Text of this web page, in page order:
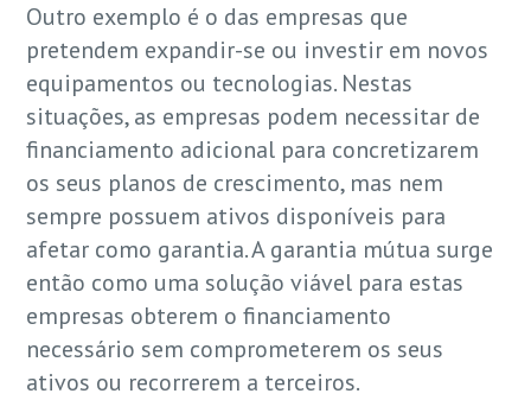
Outro exemplo é o das empresas que
pretendem expandir-se ou investir em novos
equipamentos ou tecnologias. Nestas
situações, as empresas podem necessitar de
financiamento adicional para concretizarem
os seus planos de crescimento, mas nem
sempre possuem ativos disponíveis para
afetar como garantia. A garantia mútua surge
então como uma solução viável para estas
empresas obterem o financiamento
necessário sem comprometerem os seus
ativos ou recorrerem a terceiros.